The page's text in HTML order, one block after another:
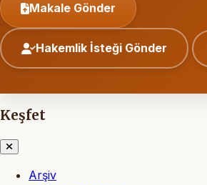
Makale Gönder
Hakemlik İsteği Gönder
Keşfet
Arşiv